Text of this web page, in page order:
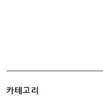
카테고리